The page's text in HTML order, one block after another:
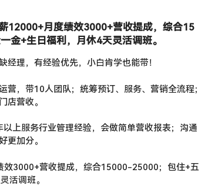
12000+月度绩效3000+营收提成，综合15
金+生日福利，月休4天灵活调班。
经理，有经验优先，小白肯学也能带！
营，带10人团队；统筹预订、服务、营销全流程；
店营收。
以上服务行业管理经验，会做简单营收报表；沟通
更加分。
效3000+营收提成，综合15000-25000；包住+五
活调班。